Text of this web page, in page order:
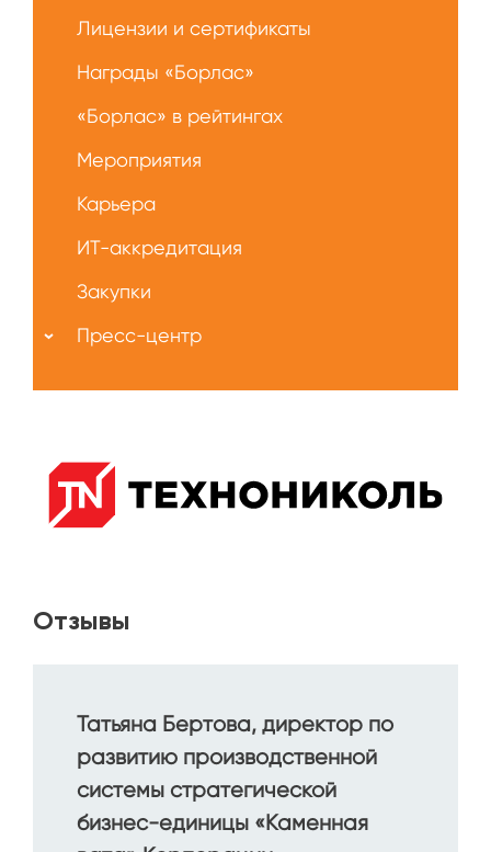
Отзывы
Татьяна Бертова, директор по
развитию производственной
системы стратегической
бизнес-единицы «Каменная
Лицензии и сертификаты
Награды «Борлас»
«Борлас» в рейтингах
Мероприятия
Карьера
ИТ-аккредитация
Закупки
Пресс-центр